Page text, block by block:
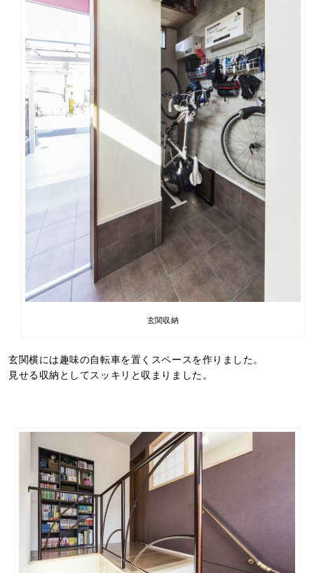
玄関収納
玄関横には趣味の自転車を置くスペースを作りました。
見せる収納としてスッキリと収まりました。